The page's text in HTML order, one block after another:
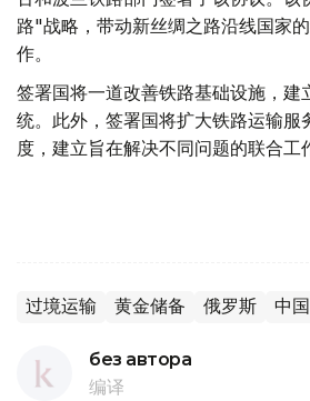
路"战略，带动新丝绸之路沿线国家
作。
签署国将一道改善铁路基础设施，建
统。此外，签署国将扩大铁路运输服
度，建立旨在解决不同问题的联合工
过境运输 黄金储备 俄罗斯 中国
без автора
编译